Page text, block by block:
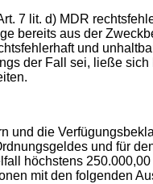
7 lit. d) MDR
bereits aus der
und
der Fall sei, ließe
und die
und für
höchstens
mit den folgenden